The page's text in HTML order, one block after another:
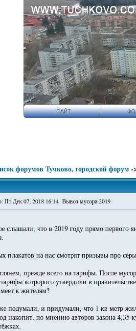
САЙТ
форумов Тучково, городской форум -
Пт Дек 07, 2018 16:14 Вывоз мусора 2019
слышали, что в 2019 году прямо первого
плакатов на нас смотрят призывы про
прежде всего на тарифы. После
котророго утвердили в
к жителям?
подумали, и придумали, что 1 кв метр
накопит, по мнению авторов закона 4,35